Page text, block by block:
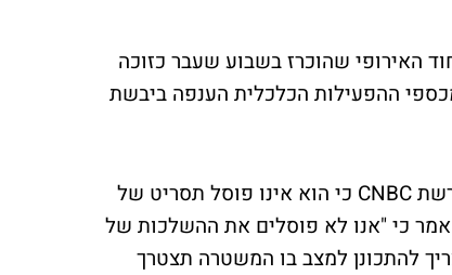
האירופי שהוכרז בשבוע שעבר כזוכה
היא נהנית מכספי ההפעילות הכלכלית הענפה ביבשת
בעוד ששוויץ נחשבת במדינה יציבה במיוחד, שר ההגנה אמר לרשת CNBC כי הוא אינו פוסל תסריט של
אמר כי "אנו לא פוסלים את ההשלכות של
להתכונן למצב בו המשטרה תצטרך